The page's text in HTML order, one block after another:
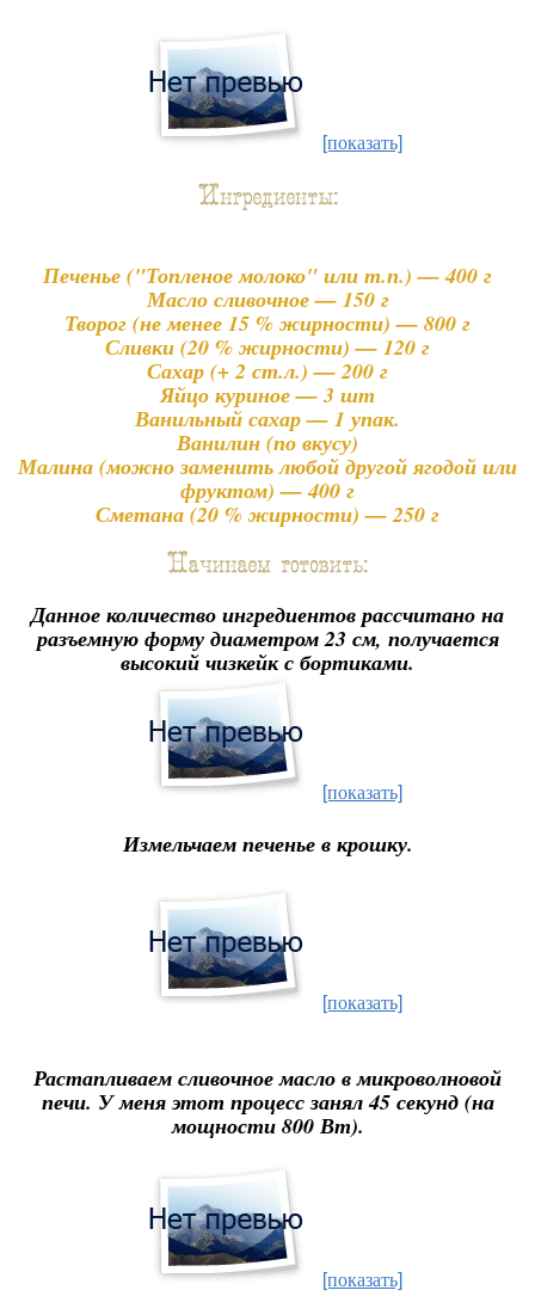
[показать]
Печенье ("Топленое молоко" или т.п.) — 400 г
Масло сливочное — 150 г
Творог (не менее 15 % жирности) — 800 г
Сливки (20 % жирности) — 120 г
Сахар (+ 2 ст.л.) — 200 г
Яйцо куриное — 3 шт
Ванильный сахар — 1 упак.
Ванилин (по вкусу)
Малина (можно заменить любой другой ягодой или
фруктом) — 400 г
Сметана (20 % жирности) — 250 г
Данное количество ингредиентов рассчитано на
разъемную форму диаметром 23 см, получается
высокий чизкейк с бортиками.
[показать]
Измельчаем печенье в крошку.
[показать]
Растапливаем сливочное масло в микроволновой
печи. У меня этот процесс занял 45 секунд (на
мощности 800 Вт).
[показать]